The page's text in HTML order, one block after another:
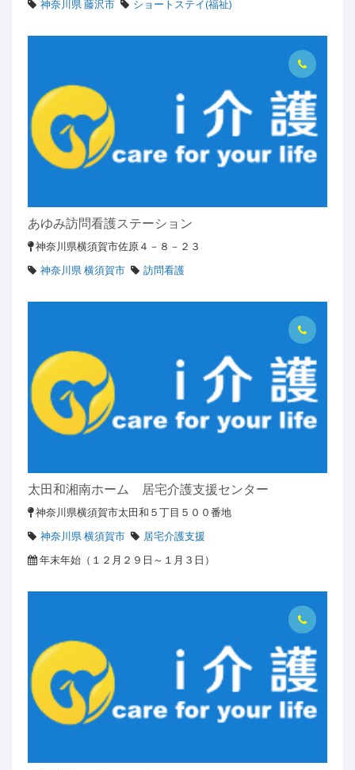
神奈川県 藤沢市 ショートステイ(福祉)
あゆみ訪問看護ステーション
神奈川県横須賀市佐原４－８－２３
神奈川県 横須賀市
訪問看護
太田和湘南ホーム 居宅介護支援センター
神奈川県横須賀市太田和５丁目５００番地
神奈川県 横須賀市
居宅介護支援
年末年始（１２月２９日～１月３日）